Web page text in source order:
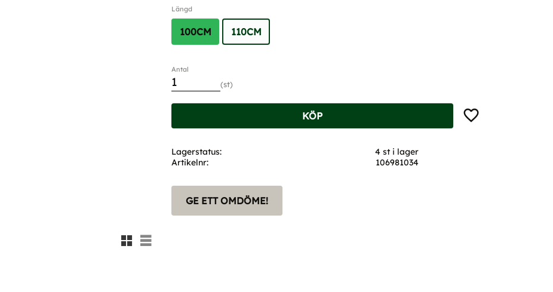
Rutnätsvy
Listvy
Längd
100CM 110CM
Antal
st
KÖP Lägg till i favoriter
Lagerstatus
4 st i lager
Artikelnr
106981034
GE ETT OMDÖME!